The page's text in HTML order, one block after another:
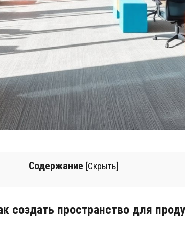
Содержание [Скрыть]
создать пространство для